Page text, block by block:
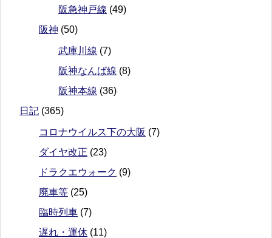
阪急神戸線 (49)
阪神 (50)
武庫川線 (7)
阪神なんば線 (8)
阪神本線 (36)
日記 (365)
コロナウイルス下の大阪 (7)
ダイヤ改正 (23)
ドラクエウォーク (9)
廃車等 (25)
臨時列車 (7)
遅れ・運休 (11)